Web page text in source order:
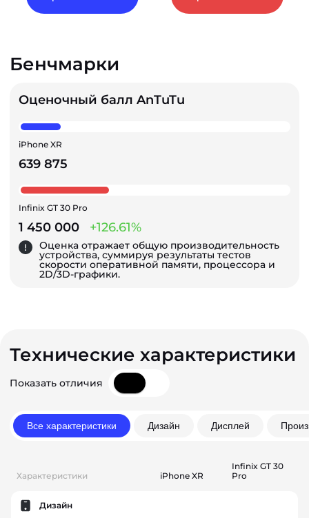
Бенчмарки
Оценочный балл AnTuTu
iPhone XR
639 875
Infinix GT 30 Pro
1 450 000 +126.61%
Оценка отражает общую производительность
устройства, суммируя результаты тестов
скорости оперативной памяти, процессора и
2D/3D-графики.
Технические характеристики
Показать отличия
Все характеристики Дизайн Дисплей
Характеристики iPhone XR
Infinix GT 30
Pro
Дизайн